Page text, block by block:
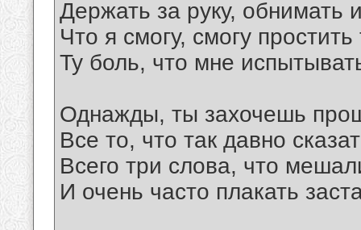
Держать за руку, обнимать
Что я смогу, смогу простить
Ту боль, что мне
Однажды, ты захочешь
Все то, что так давно
Всего три слова, что
И очень часто плакать